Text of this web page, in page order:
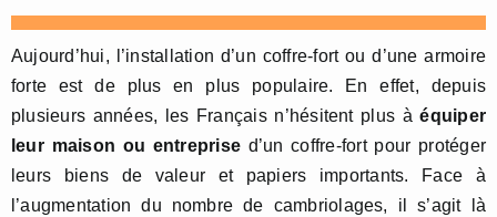
Aujourd’hui, l’installation d’un coffre-fort ou d’une armoire
forte est de plus en plus populaire. En effet, depuis
plusieurs années, les Français n’hésitent plus àéquiper
leur maison ou entreprise d’un coffre-fort pour protéger
leurs biens de valeur et papiers importants. Face à
l’augmentation du nombre de cambriolages, il s’agit là